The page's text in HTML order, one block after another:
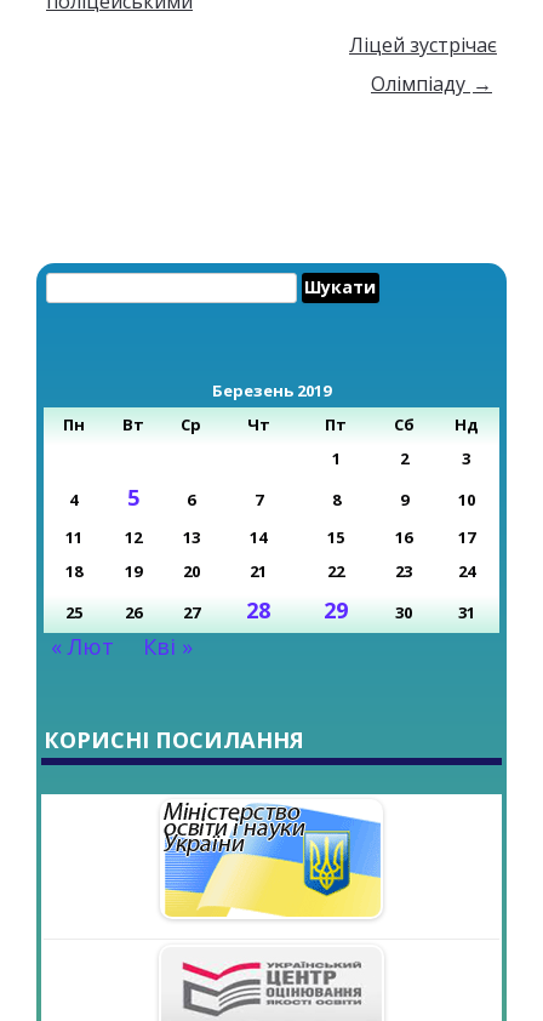
Ліцей зустрічає
Олімпіаду →
Березень 2019
Пн
Вт Ср Чт Пт Сб
Нд
1
2
3
4
5 6 7 8 9
10
11
12 13 14 15 16
17
18
19 20 21 22 23
24
25
26 27 28 29 30 31
« Лют Кві »
КОРИСНІ ПОСИЛАННЯ